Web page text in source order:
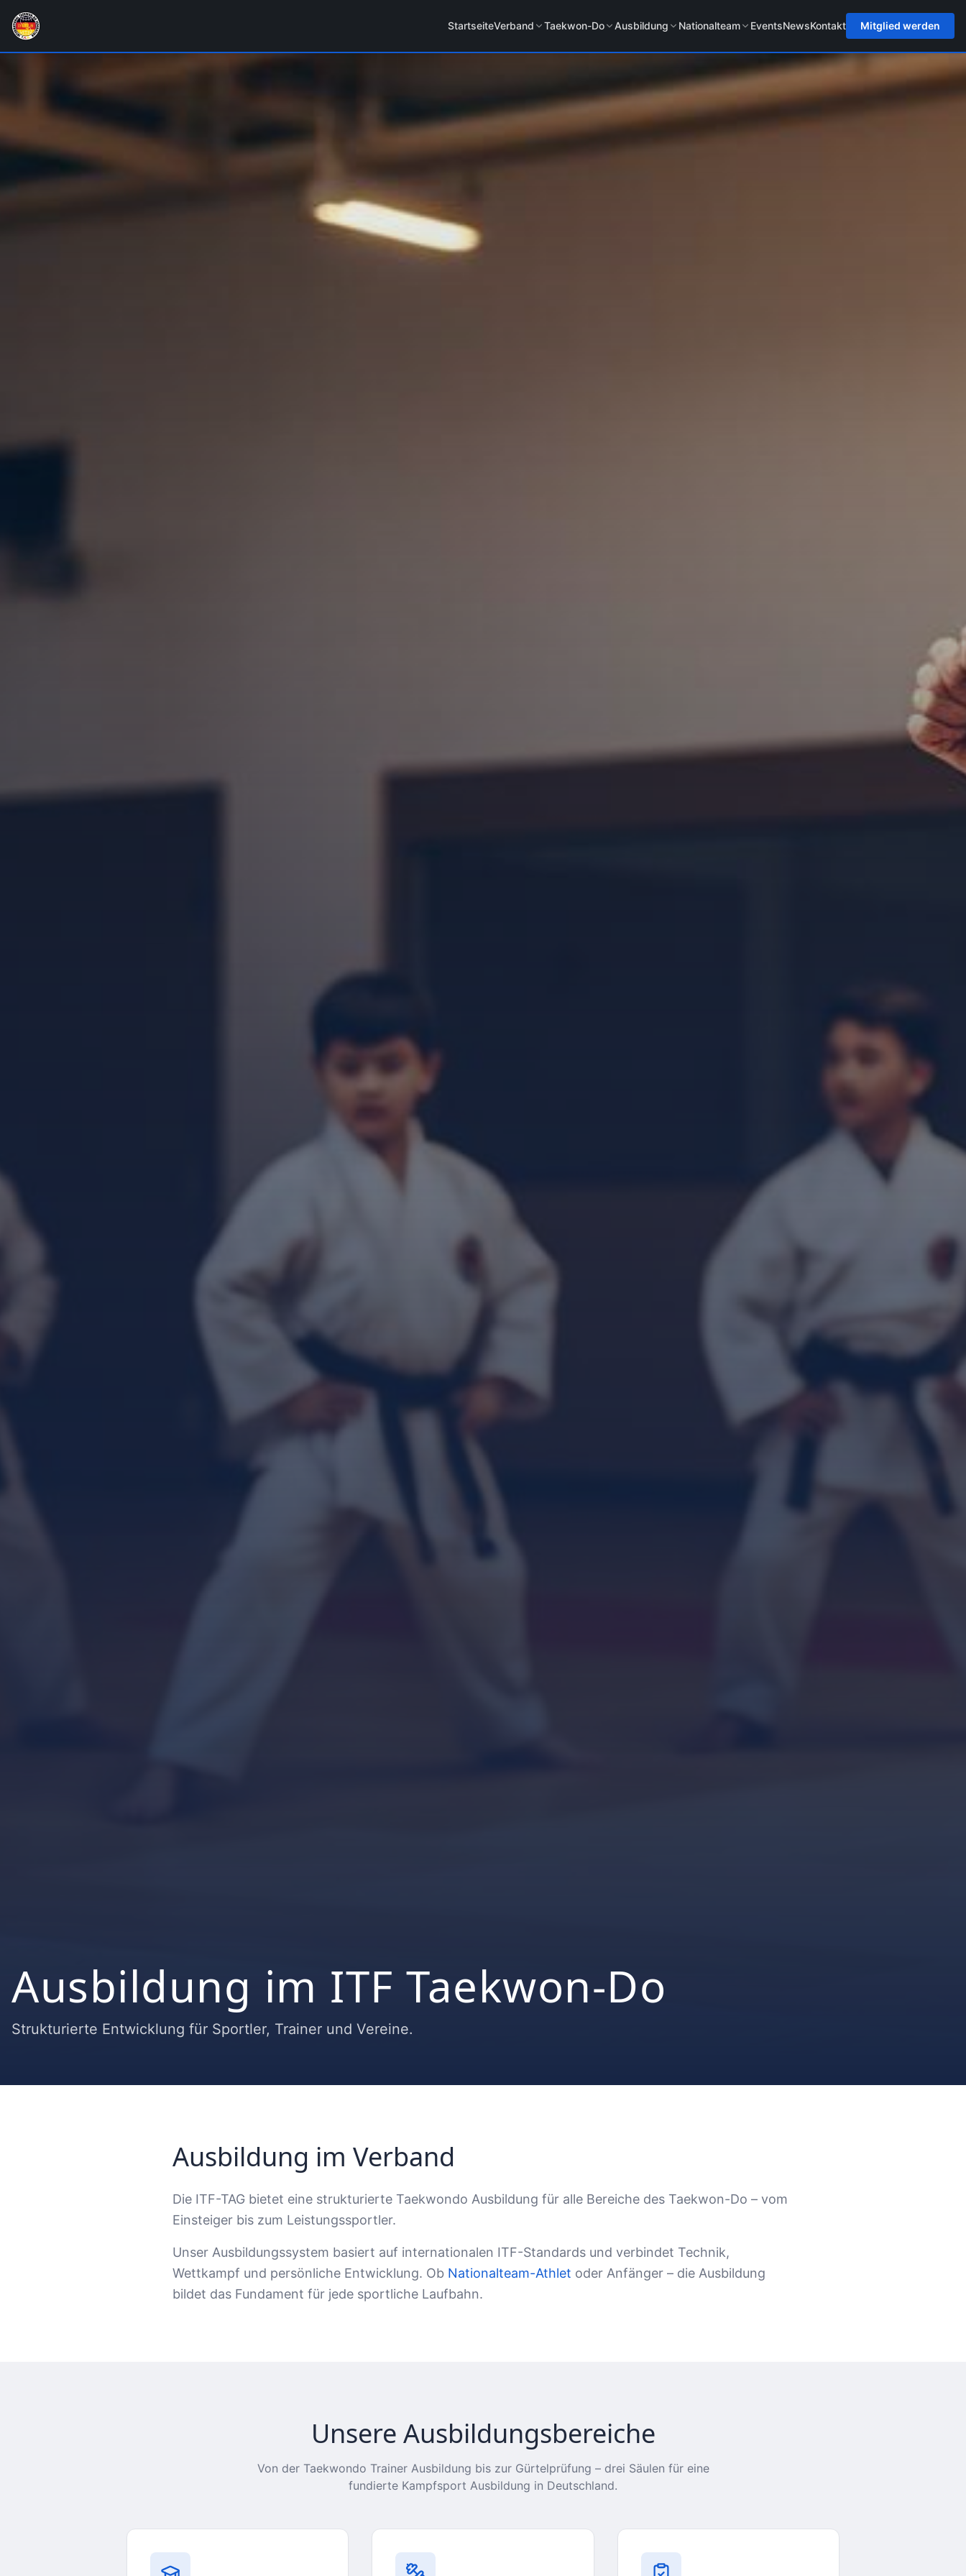
StartseiteVerband Taekwon-Do Ausbildung Nationalteam EventsNewsKontakt Mitglied werden
Ausbildung im ITF Taekwon-Do
Strukturierte Entwicklung für Sportler, Trainer und Vereine.
Ausbildung im Verband
Die ITF-TAG bietet eine strukturierte Taekwondo Ausbildung für alle Bereiche des Taekwon-Do – vom
Einsteiger bis zum Leistungssportler.
Unser Ausbildungssystem basiert auf internationalen ITF-Standards und verbindet Technik,
Wettkampf und persönliche Entwicklung. Ob Nationalteam-Athlet oder Anfänger – die Ausbildung
bildet das Fundament für jede sportliche Laufbahn.
Unsere Ausbildungsbereiche
Von der Taekwondo Trainer Ausbildung bis zur Gürtelprüfung – drei Säulen für eine
fundierte Kampfsport Ausbildung in Deutschland.